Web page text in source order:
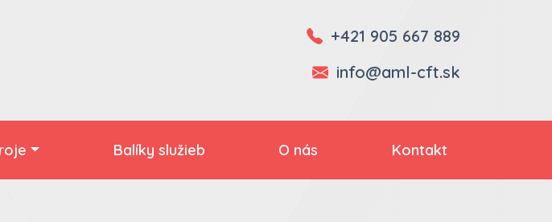
+421 905 667 889
info@aml-cft.sk
Balíky služieb O nás Kontakt